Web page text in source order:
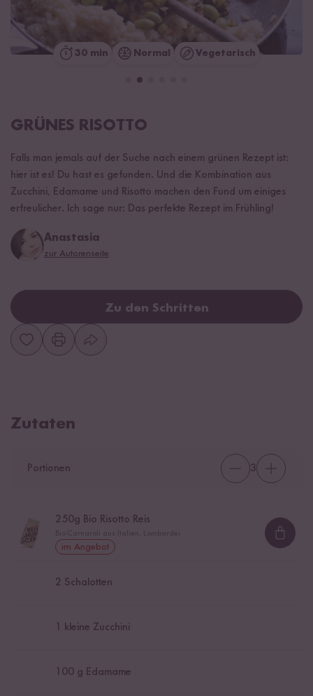
30 min Normal Vegetarisch
GRÜNES RISOTTO
Falls man jemals auf der Suche nach einem grünen Rezept ist:
hier ist es! Du hast es gefunden. Und die Kombination aus
Zucchini, Edamame und Risotto machen den Fund um einiges
erfreulicher. Ich sage nur: Das perfekte Rezept im Frühling!
Anastasia
zur Autorenseite
Zu den Schritten
Zutaten
Portionen 3
250g Bio Risotto Reis
im Angebot
2 Schalotten
1 kleine Zucchini
100 g Edamame